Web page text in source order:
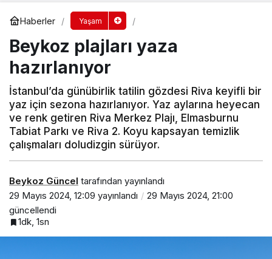
Haberler Yaşam
Beykoz plajları yaza
hazırlanıyor
İstanbul’da günübirlik tatilin gözdesi Riva keyifli bir
yaz için sezona hazırlanıyor. Yaz aylarına heyecan
ve renk getiren Riva Merkez Plajı, Elmasburnu
Tabiat Parkı ve Riva 2. Koyu kapsayan temizlik
çalışmaları doludizgin sürüyor.
Beykoz Güncel tarafından yayınlandı
29 Mayıs 2024, 12:09 yayınlandı
29 Mayıs 2024, 21:00
güncellendi
1dk, 1sn